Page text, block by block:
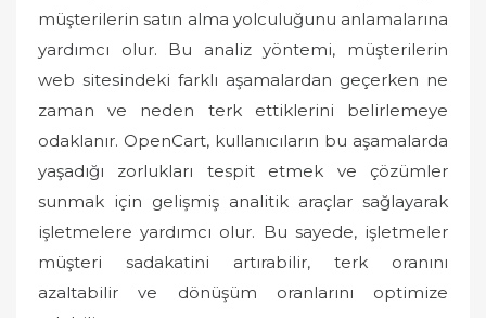
müşterilerin satın alma yolculuğunu anlamalarına
yardımcı olur. Bu analiz yöntemi, müşterilerin
web sitesindeki farklı aşamalardan geçerken ne
zaman ve neden terk ettiklerini belirlemeye
odaklanır. OpenCart, kullanıcıların bu aşamalarda
yaşadığı zorlukları tespit etmek ve çözümler
sunmak için gelişmiş analitik araçlar sağlayarak
işletmelere yardımcı olur. Bu sayede, işletmeler
müşteri sadakatini artırabilir, terk oranını
azaltabilir ve dönüşüm oranlarını optimize